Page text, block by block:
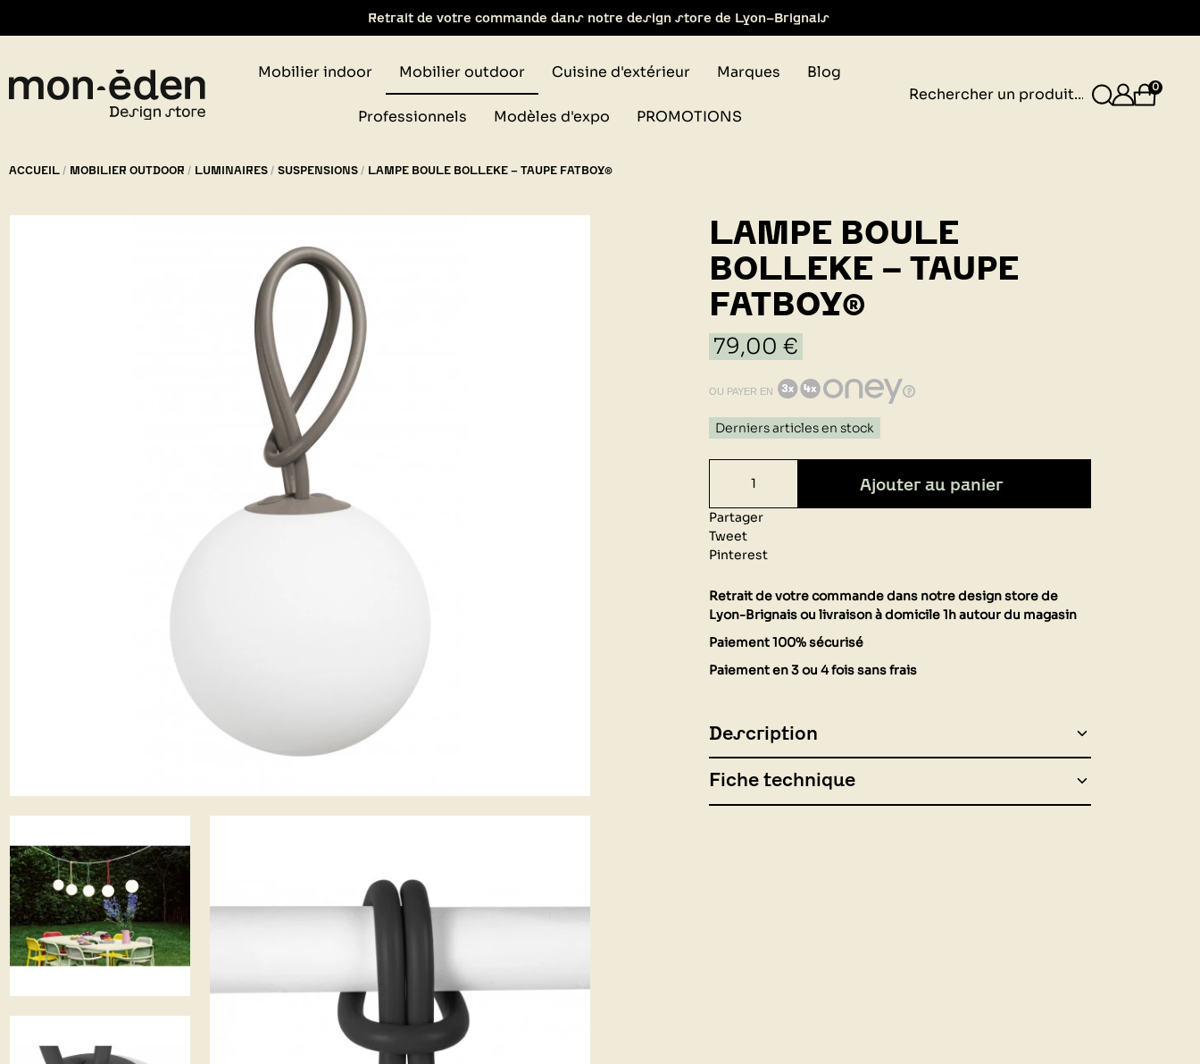
Retrait de votre commande dans notre design store de Lyon-Brignais
Mobilier indoor Mobilier outdoor Cuisine d'extérieur Marques Blog
Professionnels Modèles d'expo PROMOTIONS
0
ACCUEIL MOBILIER OUTDOOR LUMINAIRES SUSPENSIONS LAMPE BOULE BOLLEKE - TAUPE FATBOY®
LAMPE BOULE
BOLLEKE - TAUPE
FATBOY®
79,00 €
OU PAYER EN
Derniers articles en stock
Ajouter au panier
Partager
Tweet
Pinterest
Retrait de votre commande dans notre design store de
Lyon-Brignais ou livraison à domicile 1h autour du magasin
Paiement 100% sécurisé
Paiement en 3 ou 4 fois sans frais
Description
Fiche technique